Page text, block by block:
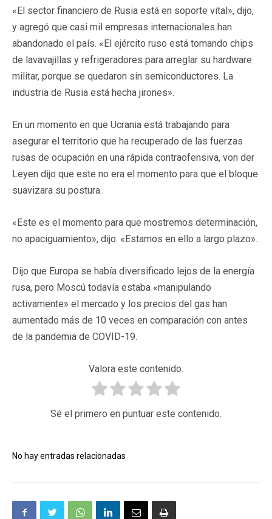
«El sector financiero de Rusia está en soporte vital», dijo,
y agregó que casi mil empresas internacionales han
abandonado el país. «El ejército ruso está tomando chips
de lavavajillas y refrigeradores para arreglar su hardware
militar, porque se quedaron sin semiconductores. La
industria de Rusia está hecha jirones».
En un momento en que Ucrania está trabajando para
asegurar el territorio que ha recuperado de las fuerzas
rusas de ocupación en una rápida contraofensiva, von der
Leyen dijo que este no era el momento para que el bloque
suavizara su postura.
«Este es el momento para que mostremos determinación,
no apaciguamiento», dijo. «Estamos en ello a largo plazo».
Dijo que Europa se había diversificado lejos de la energía
rusa, pero Moscú todavía estaba «manipulando
activamente» el mercado y los precios del gas han
aumentado más de 10 veces en comparación con antes
de la pandemia de COVID-19.
Valora este contenido.
Sé el primero en puntuar este contenido.
No hay entradas relacionadas